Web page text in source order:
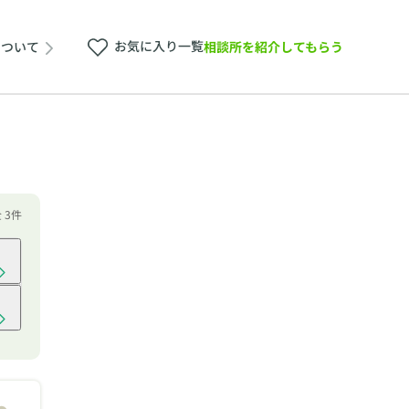
いて お気に入り一覧相談所を紹介してもらう
3件